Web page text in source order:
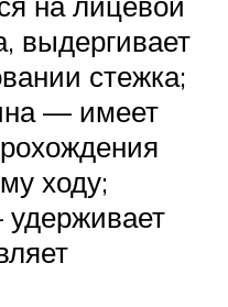
выдергивает
стежка;
— имеет
ходу;